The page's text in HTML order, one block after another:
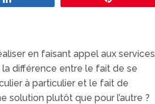
en faisant appel aux services
la différence entre le fait de se
à particulier et le fait de
solution plutôt que pour l’autre ?